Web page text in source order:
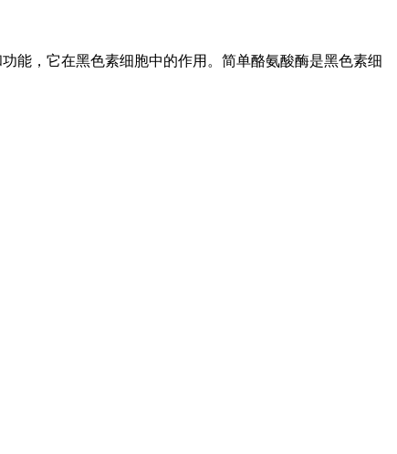
能，它在黑色素细胞中的作用。简单酪氨酸酶是黑色素细